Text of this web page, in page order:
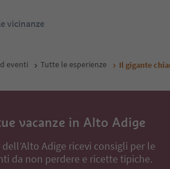
vicinanze
eventi Tutte le esperienze Il gigante
vacanze in Alto Adige
Adige ricevi consigli per le
da non perdere e ricette tipiche.